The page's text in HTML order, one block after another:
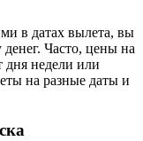
в датах вылета, вы
Часто, цены на
дня недели или
на разные даты и